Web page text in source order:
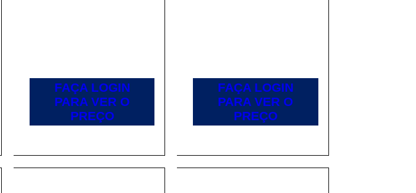
FAÇA LOGIN
PARA VER O
PREÇO
FAÇA LOGIN
PARA VER O
PREÇO